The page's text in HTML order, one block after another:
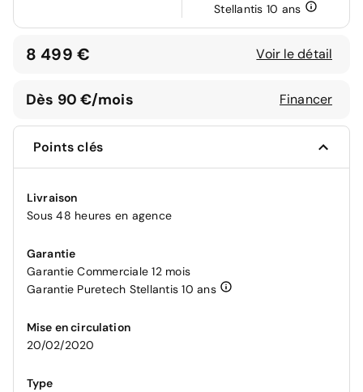
Stellantis 10 ans
8 499 € Voir le détail
Dès 90 €/mois Financer
Points clés
Livraison
Sous 48 heures en agence
Garantie
Garantie Commerciale 12 mois
Garantie Puretech Stellantis 10 ans
Mise en circulation
20/02/2020
Type